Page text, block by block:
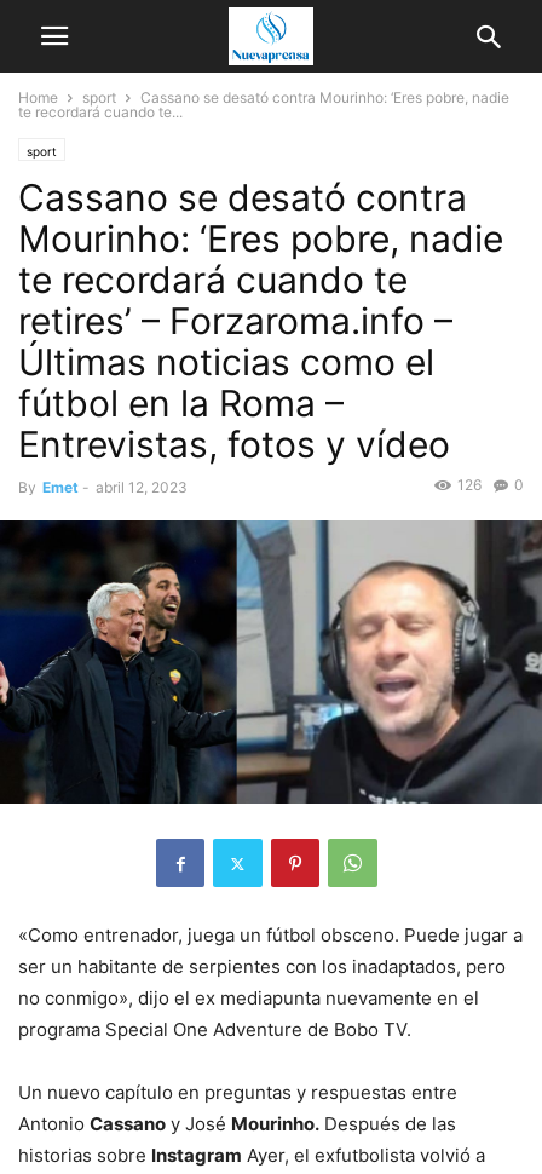
Home sport
Cassano se desató contra Mourinho: ‘Eres pobre, nadie
te recordará cuando te...
sport
Cassano se desató contra
Mourinho: ‘Eres pobre, nadie
te recordará cuando te
retires’ – Forzaroma.info –
Últimas noticias como el
fútbol en la Roma –
Entrevistas, fotos y vídeo
By Emet - abril 12, 2023 0
126
«Como entrenador, juega un fútbol obsceno. Puede jugar a
ser un habitante de serpientes con los inadaptados, pero
no conmigo», dijo el ex mediapunta nuevamente en el
programa Special One Adventure de Bobo TV.
Un nuevo capítulo en preguntas y respuestas entre
Antonio Cassano y José Mourinho. Después de las
historias sobre Instagram Ayer, el exfutbolista volvió a